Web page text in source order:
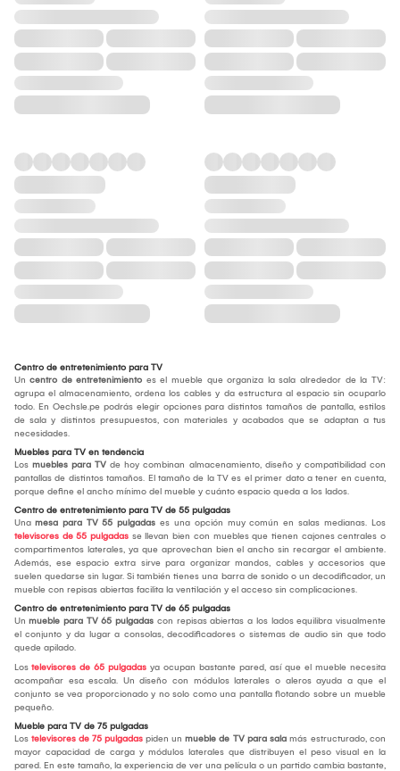
Centro de entretenimiento para TV
Un centro de entretenimiento es el mueble que organiza la sala alrededor de la TV:
agrupa el almacenamiento, ordena los cables y da estructura al espacio sin ocuparlo
todo. En Oechsle.pe podrás elegir opciones para distintos tamaños de pantalla, estilos
de sala y distintos presupuestos, con materiales y acabados que se adaptan a tus
necesidades.
Muebles para TV en tendencia
Los muebles para TV de hoy combinan almacenamiento, diseño y compatibilidad con
pantallas de distintos tamaños. El tamaño de la TV es el primer dato a tener en cuenta,
porque define el ancho mínimo del mueble y cuánto espacio queda a los lados.
Centro de entretenimiento para TV de 55 pulgadas
Una mesa para TV 55 pulgadas es una opción muy común en salas medianas. Los
televisores de 55 pulgadas se llevan bien con muebles que tienen cajones centrales o
compartimentos laterales, ya que aprovechan bien el ancho sin recargar el ambiente.
Además, ese espacio extra sirve para organizar mandos, cables y accesorios que
suelen quedarse sin lugar. Si también tienes una barra de sonido o un decodificador, un
mueble con repisas abiertas facilita la ventilación y el acceso sin complicaciones.
Centro de entretenimiento para TV de 65 pulgadas
Un mueble para TV 65 pulgadas con repisas abiertas a los lados equilibra visualmente
el conjunto y da lugar a consolas, decodificadores o sistemas de audio sin que todo
quede apilado.
Los televisores de 65 pulgadas ya ocupan bastante pared, así que el mueble necesita
acompañar esa escala. Un diseño con módulos laterales o aleros ayuda a que el
conjunto se vea proporcionado y no solo como una pantalla flotando sobre un mueble
pequeño.
Mueble para TV de 75 pulgadas
Los televisores de 75 pulgadas piden un mueble de TV para sala más estructurado, con
mayor capacidad de carga y módulos laterales que distribuyen el peso visual en la
pared. En este tamaño, la experiencia de ver una película o un partido cambia bastante,